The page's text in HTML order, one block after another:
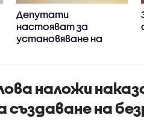
Депутати
настояват за
установяване на
целта на
наложи
създаване на